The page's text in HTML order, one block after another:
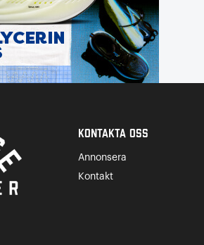
Kontakta Oss
Annonsera
Kontakt